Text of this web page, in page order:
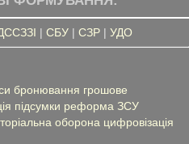
| СБУ| СЗР| УДО
бронювання грошове
підсумки реформа ЗСУ
оборона цифровізація